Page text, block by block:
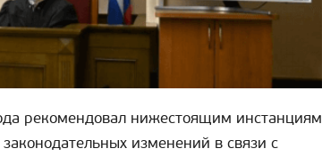
рекомендовал нижестоящим инстанциям
изменений в связи с